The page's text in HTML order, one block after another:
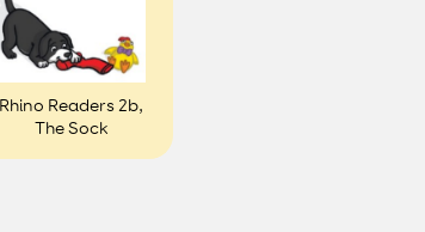
Rhino Readers 2b,
The Sock